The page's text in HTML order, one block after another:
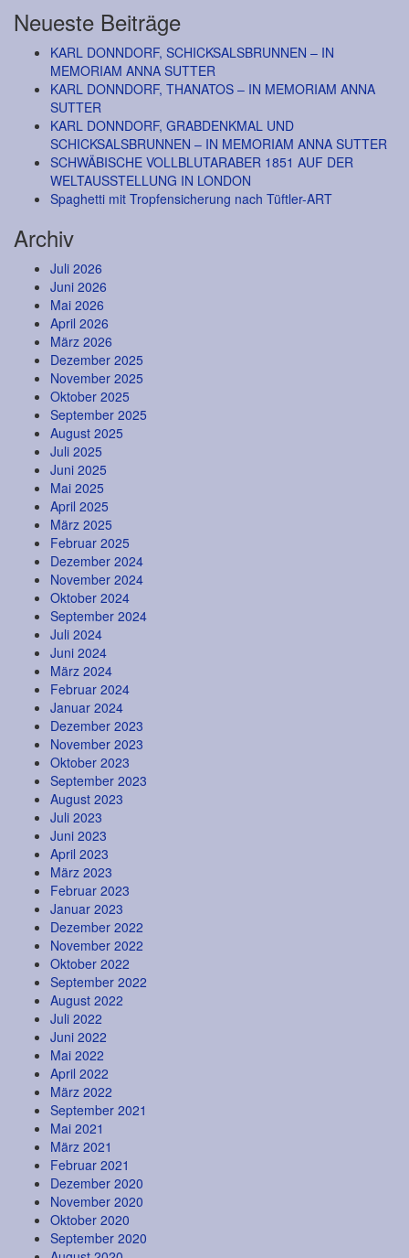
Neueste Beiträge
KARL DONNDORF, SCHICKSALSBRUNNEN – IN
MEMORIAM ANNA SUTTER
KARL DONNDORF, THANATOS – IN MEMORIAM ANNA
SUTTER
KARL DONNDORF, GRABDENKMAL UND
SCHICKSALSBRUNNEN – IN MEMORIAM ANNA SUTTER
SCHWÄBISCHE VOLLBLUTARABER 1851 AUF DER
WELTAUSSTELLUNG IN LONDON
Spaghetti mit Tropfensicherung nach Tüftler-ART
Archiv
Juli 2026
Juni 2026
Mai 2026
April 2026
März 2026
Dezember 2025
November 2025
Oktober 2025
September 2025
August 2025
Juli 2025
Juni 2025
Mai 2025
April 2025
März 2025
Februar 2025
Dezember 2024
November 2024
Oktober 2024
September 2024
Juli 2024
Juni 2024
März 2024
Februar 2024
Januar 2024
Dezember 2023
November 2023
Oktober 2023
September 2023
August 2023
Juli 2023
Juni 2023
April 2023
März 2023
Februar 2023
Januar 2023
Dezember 2022
November 2022
Oktober 2022
September 2022
August 2022
Juli 2022
Juni 2022
Mai 2022
April 2022
März 2022
September 2021
Mai 2021
März 2021
Februar 2021
Dezember 2020
November 2020
Oktober 2020
September 2020